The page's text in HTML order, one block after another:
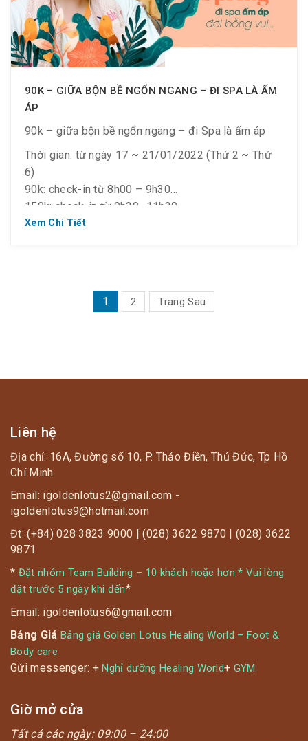
90K – GIỮA BỘN BỀ NGỔN NGANG – ĐI SPA LÀ ẤM
ÁP
90k – giữa bộn bề ngổn ngang – đi Spa là ấm áp
Thời gian: từ ngày 17 ~ 21/01/2022 (Thứ 2 ~ Thứ
6)
90k: check-in từ 8h00 – 9h30
150k: check-in từ 9h30 -11h30
Điều kiện áp dụng :
Xem Chi Tiết
PHÂN
TRANG
1 2 Trang Sau
Liên hệ
Địa chỉ: 16A, Đường số 10, P. Thảo Điền, Thủ Đức, Tp Hồ
Chí Minh
Email: igoldenlotus2@gmail.com -
igoldenlotus9@hotmail.com
Đt: (+84) 028 3823 9000 | (028) 3622 9870 | (028) 3622
9871
* Đặt nhóm Team Building – 10 khách hoặc hơn * Vui lòng
đặt trước 5 ngày khi đến*
Email: igoldenlotus6@gmail.com
Bảng Giá Bảng giá Golden Lotus Healing World – Foot &
Body care
Gửi messenger: +Nghỉ dưỡng Healing World+ GYM
Giờ mở cửa
Tất cả các ngày: 09:00 – 24:00